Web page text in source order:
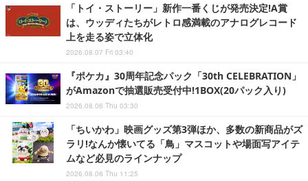
「トイ・ストーリー」新作一番くじが発売決定!A賞
は、ウッディたちがレトロ感満載のアナログレコード
上を走る姿で立体化
2026.08.07 Fri 03:40
『ポケカ』30周年記念パック「30th CELEBRATION」
がAmazonで抽選販売受付中!1BOX(20パック入り)
2026.08.06 Thu 03:30
「ちいかわ」映画グッズ第3弾ほか、多数の新商品がズ
ラリ!なんか懐いてる「鳥」マスコットや場面写アイテ
ムなど必見のラインナップ
2026.08.06 Thu 11:25